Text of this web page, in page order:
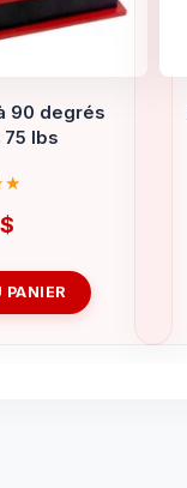
90 degrés
lbs
$